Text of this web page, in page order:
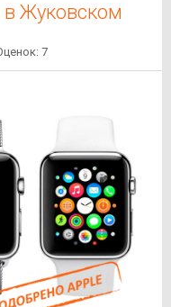
Жуковском
7